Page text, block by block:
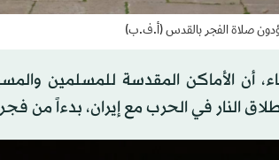
صلاة الفجر بالقدس (أ.ف.ب)
أن الأماكن المقدسة للمسلمين
النار في الحرب مع إيران، بدءاً من فجر